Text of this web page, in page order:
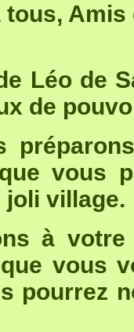
Amis
Léo de
de
vous
joli village.
à
vous
pourrez